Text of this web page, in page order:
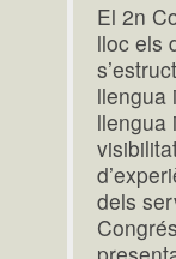
El 2n
lloc els
llengua
llengua
dels